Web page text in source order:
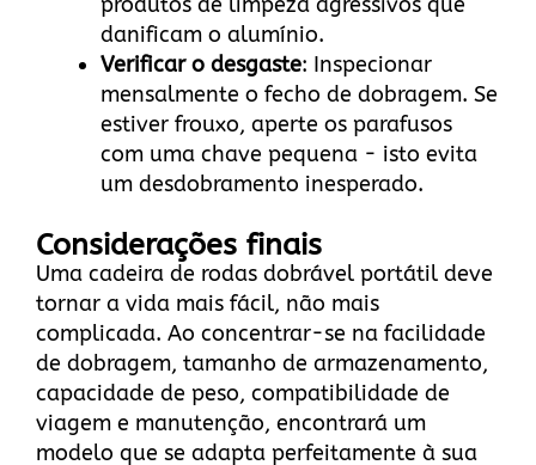
danificam o alumínio.
Verificar o desgaste: Inspecionar
mensalmente o fecho de dobragem. Se
estiver frouxo, aperte os parafusos
com uma chave pequena - isto evita
um desdobramento inesperado.
Considerações finais
Uma cadeira de rodas dobrável portátil deve
tornar a vida mais fácil, não mais
complicada. Ao concentrar-se na facilidade
de dobragem, tamanho de armazenamento,
capacidade de peso, compatibilidade de
viagem e manutenção, encontrará um
modelo que se adapta perfeitamente à sua